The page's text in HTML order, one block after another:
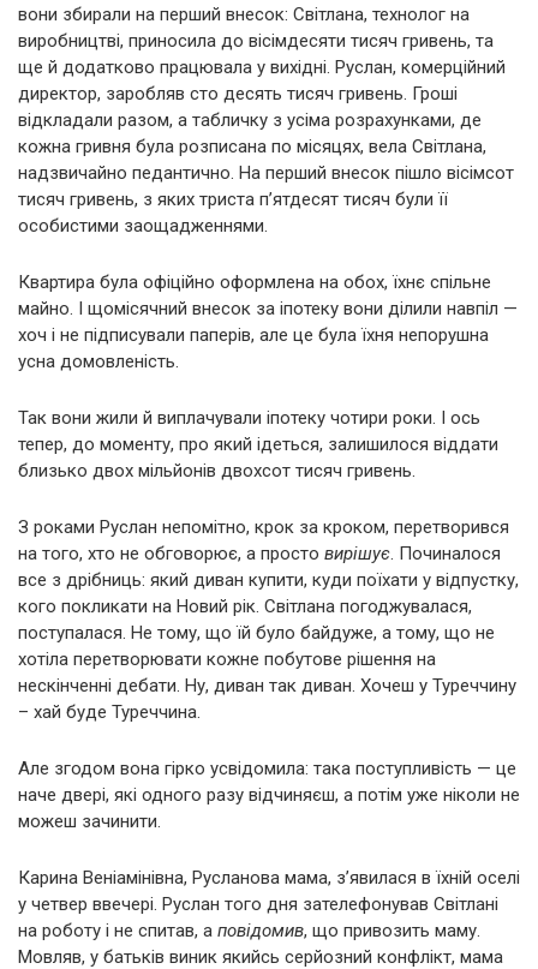
вони збирали на перший внесок: Світлана, технолог на
виробництві, приносила до вісімдесяти тисяч гривень, та
ще й додатково працювала у вихідні. Руслан, комерційний
директор, заробляв сто десять тисяч гривень. Гроші
відкладали разом, а табличку з усіма розрахунками, де
кожна гривня була розписана по місяцях, вела Світлана,
надзвичайно педантично. На перший внесок пішло вісімсот
тисяч гривень, з яких триста п’ятдесят тисяч були її
особистими заощадженнями.
Квартира була офіційно оформлена на обох, їхнє спільне
майно. І щомісячний внесок за іпотеку вони ділили навпіл —
хоч і не підписували паперів, але це була їхня непорушна
усна домовленість.
Так вони жили й виплачували іпотеку чотири роки. І ось
тепер, до моменту, про який ідеться, залишилося віддати
близько двох мільйонів двохсот тисяч гривень.
З роками Руслан непомітно, крок за кроком, перетворився
на того, хто не обговорює, а просто вирішує . Починалося
все з дрібниць: який диван купити, куди поїхати у відпустку,
кого покликати на Новий рік. Світлана погоджувалася,
поступалася. Не тому, що їй було байдуже, а тому, що не
хотіла перетворювати кожне побутове рішення на
нескінченні дебати. Ну, диван так диван. Хочеш у Туреччину
– хай буде Туреччина.
Але згодом вона гірко усвідомила: така поступливість — це
наче двері, які одного разу відчиняєш, а потім уже ніколи не
можеш зачинити.
Карина Веніамінівна, Русланова мама, з’явилася в їхній оселі
у четвер ввечері. Руслан того дня зателефонував Світлані
на роботу і не спитав, а повідомив, що привозить маму.
Мовляв, у батьків виник якийсь серйозний конфлікт, мама